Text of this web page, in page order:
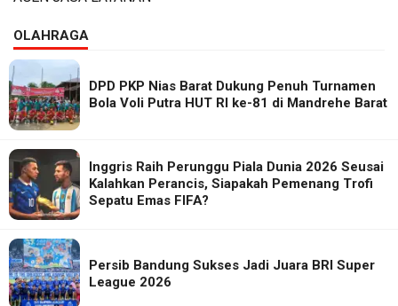
OLAHRAGA
DPD PKP Nias Barat Dukung Penuh Turnamen
Bola Voli Putra HUT RI ke-81 di Mandrehe Barat
Inggris Raih Perunggu Piala Dunia 2026 Seusai
Kalahkan Perancis, Siapakah Pemenang Trofi
Sepatu Emas FIFA?
Persib Bandung Sukses Jadi Juara BRI Super
League 2026